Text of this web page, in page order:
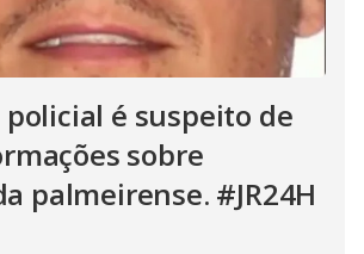
policial é suspeito de
sobre
palmeirense. #JR24H